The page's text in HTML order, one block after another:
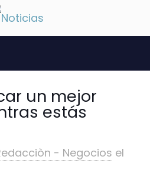
un mejor
estás
- Negocios el